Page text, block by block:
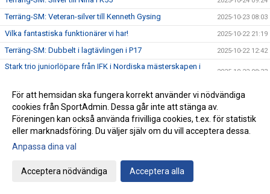
Terräng-SM: Veteran-silver till Kenneth Gysing 2025-10-23 08:03
Vilka fantastiska funktionärer vi har! 2025-10-22 21:19
Terräng-SM: Dubbelt i lagtävlingen i P17 2025-10-22 12:42
Stark trio juniorlöpare från IFK i Nordiska mästerskapen i
2025-10-22 08:33
Terräng-SM: Samuels första USM-guld 2025-10-21 07:48
Terräng-SM: Trippelseger i P16 2025-10-20 14:35
Terräng-SM: Överlägsen Sebbeseger i P17 2025-10-19 22:34
Andreas Movin nära att kliva under tretimmarsgränsen i
Chicago
Terräng-SM: Nära, nära senior-SM-guld för Kalle
För att hemsidan ska fungera korrekt använder vi nödvändiga
cookies från SportAdmin. Dessa går inte att stänga av.
Föreningen kan också använda frivilliga cookies, t.ex. för statistik
eller marknadsföring. Du väljer själv om du vill acceptera dessa.
Anpassa dina val
Acceptera nödvändiga Acceptera alla